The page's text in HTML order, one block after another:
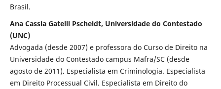
Brasil.
Ana Cassia Gatelli Pscheidt, Universidade do Contestado
(UNC)
Advogada (desde 2007) e professora do Curso de Direito na
Universidade do Contestado campus Mafra/SC (desde
agosto de 2011). Especialista em Criminologia. Especialista
em Direito Processual Civil. Especialista em Direito do